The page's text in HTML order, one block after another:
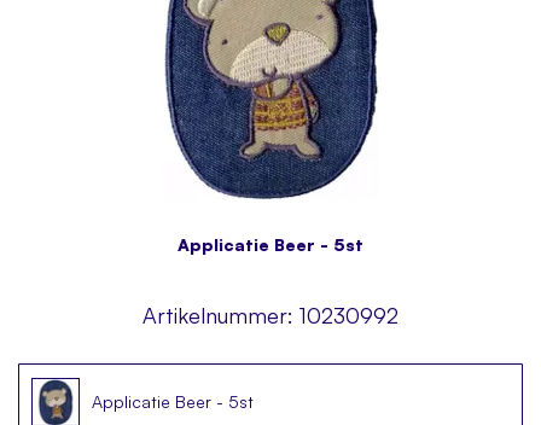
Applicatie Beer - 5st
Artikelnummer: 10230992
Applicatie Beer - 5st